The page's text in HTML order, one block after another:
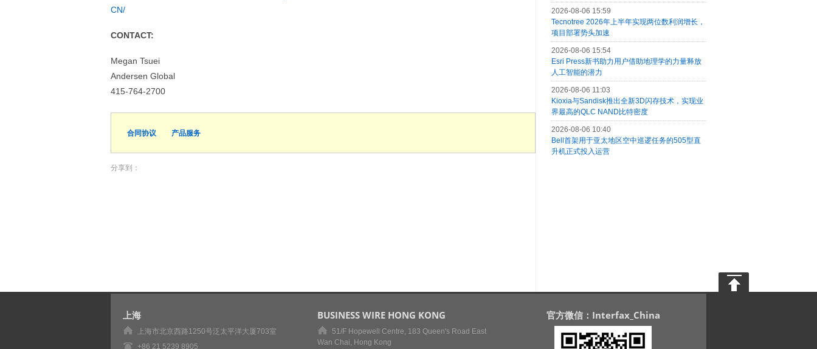
CN/
CONTACT:
Megan Tsuei
Andersen Global
415-764-2700
合同协议 产品服务
分享到：
2026-08-06 15:59
Tecnotree 2026年上半年实现两位数利润增长，
项目部署势头加速
2026-08-06 15:54
Esri Press新书助力用户借助地理学的力量释放
人工智能的潜力
2026-08-06 11:03
Kioxia与Sandisk推出全新3D闪存技术，实现业
界最高的QLC NAND比特密度
2026-08-06 10:40
Bell首架用于亚太地区空中巡逻任务的505型直
升机正式投入运营
上海
上海市北京西路1250号泛太平洋大厦703室
+86 21 5239 8905
BUSINESS WIRE HONG KONG
51/F Hopewell Centre, 183 Queen's Road East
Wan Chai, Hong Kong
官方微信：Interfax_China